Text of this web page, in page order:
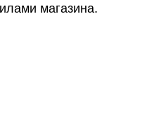
магазина.